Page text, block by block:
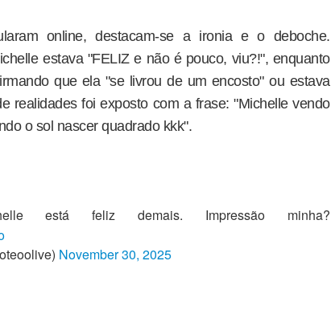
online, destacam-se a ironia e o deboche.
estava "FELIZ e não é pouco, viu?!", enquanto
que ela "se livrou de um encosto" ou estava
realidades foi exposto com a frase: "Michelle vendo
o sol nascer quadrado kkk".
está feliz demais. Impressão minha?
November 30, 2025